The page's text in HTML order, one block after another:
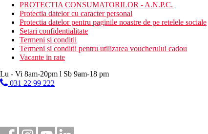
PROTECTIA CONSUMATORILOR - A.N.P.C.
Protectia datelor cu caracter personal
Protectia datelor pentru paginile noastre de pe retelele sociale
Setari confidentialitate
Termeni si conditii
Termeni si conditii pentru utilizarea voucherului cadou
Vacante in rate
Lu - Vi 8am-20pm l Sb 9am-18 pm
031 22 99 222